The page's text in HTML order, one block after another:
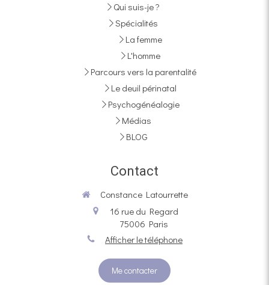
Qui suis-je ?
Spécialités
La femme
L'homme
Parcours vers la parentalité
Le deuil périnatal
Psychogénéalogie
Médias
BLOG
Contact
Constance Latourrette
16 rue du Regard
75006 Paris
Afficher le téléphone
Me contacter